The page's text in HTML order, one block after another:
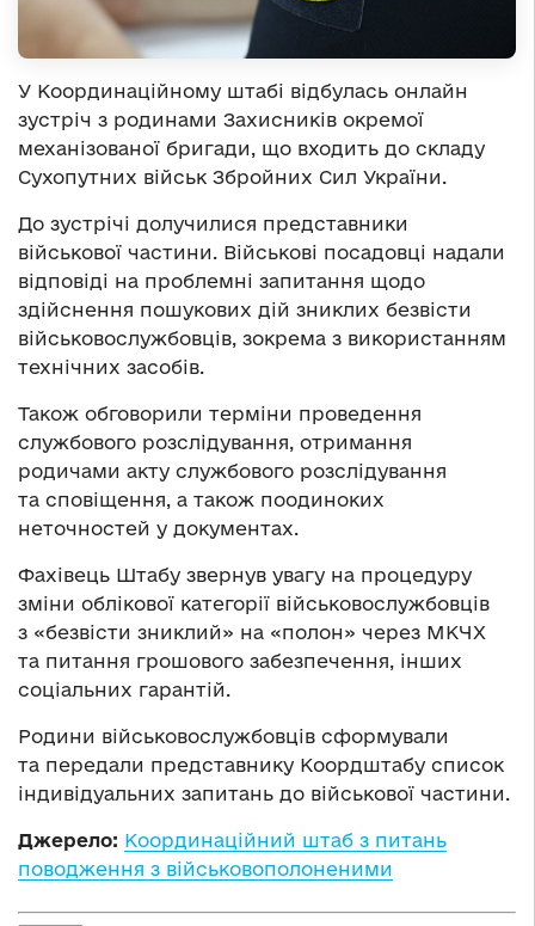
У Координаційному штабі відбулась онлайн
зустріч з родинами Захисників окремої
механізованої бригади, що входить до складу
Сухопутних військ Збройних Сил України.
До зустрічі долучилися представники
військової частини. Військові посадовці надали
відповіді на проблемні запитання щодо
здійснення пошукових дій зниклих безвісти
військовослужбовців, зокрема з використанням
технічних засобів.
Також обговорили терміни проведення
службового розслідування, отримання
родичами акту службового розслідування
та сповіщення, а також поодиноких
неточностей у документах.
Фахівець Штабу звернув увагу на процедуру
зміни облікової категорії військовослужбовців
з «безвісти зниклий» на «полон» через МКЧХ
та питання грошового забезпечення, інших
соціальних гарантій.
Родини військовослужбовців сформували
та передали представнику Коордштабу список
індивідуальних запитань до військової частини.
Джерело: Координаційний штаб з питань
поводження з військовополоненими